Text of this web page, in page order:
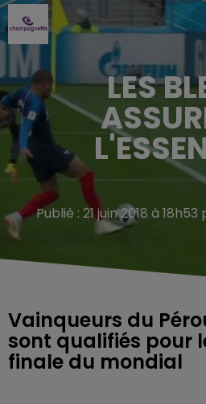
LES
Publié : 21 juin 2018 à
Vainqueurs du
sont qualifiés pour
finale du mondial